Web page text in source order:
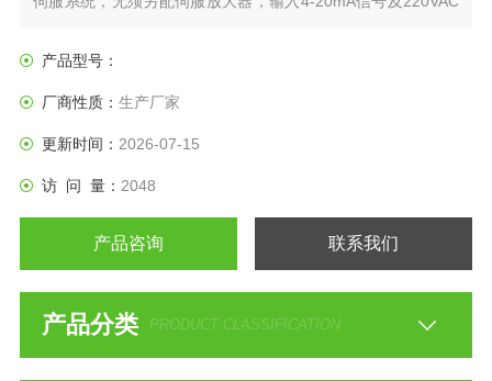
轻、阻力小、动作稳定可靠等优点。
产品型号：
厂商性质： 生产厂家
更新时间： 2026-07-15
访 问 量： 2048
产品咨询 联系我们
产品分类 PRODUCT CLASSIFICATION